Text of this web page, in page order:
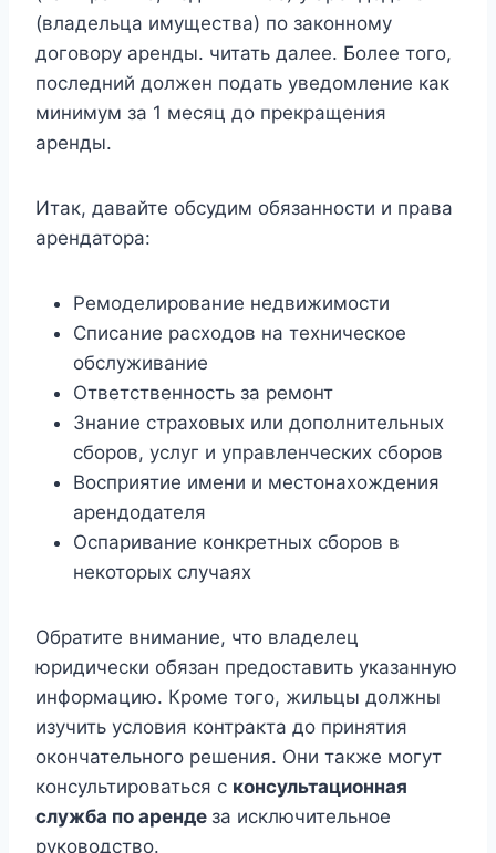
(владельца имущества) по законному
договору аренды. читать далее. Более того,
последний должен подать уведомление как
минимум за 1 месяц до прекращения
аренды.
Итак, давайте обсудим обязанности и права
арендатора:
Ремоделирование недвижимости
Списание расходов на техническое
обслуживание
Ответственность за ремонт
Знание страховых или дополнительных
сборов, услуг и управленческих сборов
Восприятие имени и местонахождения
арендодателя
Оспаривание конкретных сборов в
некоторых случаях
Обратите внимание, что владелец
юридически обязан предоставить указанную
информацию. Кроме того, жильцы должны
изучить условия контракта до принятия
окончательного решения. Они также могут
консультироваться с консультационная
служба по аренде за исключительное
руководство.